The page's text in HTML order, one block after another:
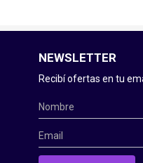
NEWSLETTER
Recibí ofertas en tu